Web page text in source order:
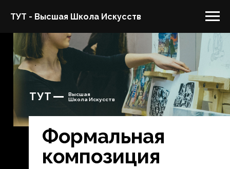
ТУТ - Высшая Школа Искусств
Высшая
Школа Искусств
ТУТ
Формальная
композиция